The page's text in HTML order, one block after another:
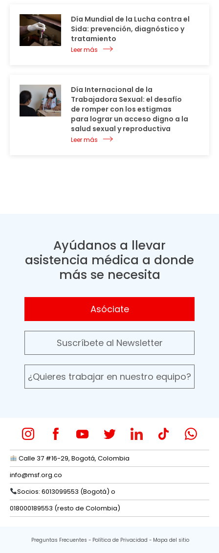
Día Mundial de la Lucha contra el
Sida: prevención, diagnóstico y
tratamiento
Leer más
Día Internacional de la
Trabajadora Sexual: el desafío
de romper con los estigmas
para lograr un acceso digno a la
salud sexual y reproductiva
Leer más
Ayúdanos a llevar
asistencia médica a donde
más se necesita
Asóciate
Suscríbete al Newsletter
¿Quieres trabajar en nuestro equipo?
Calle 37 #16-29, Bogotá, Colombia
info@msf.org.co
Socios: 6013099553 (Bogotá) o
018000189553 (resto de Colombia)
Preguntas Frecuentes Política de Privacidad Mapa del sitio